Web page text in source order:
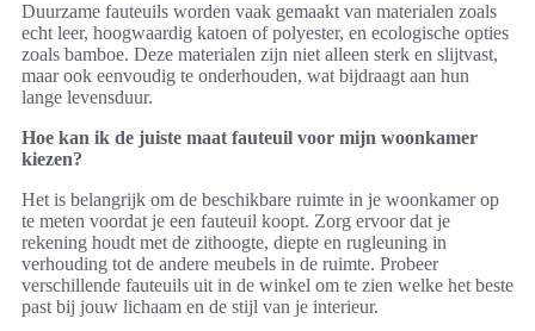
Duurzame fauteuils worden vaak gemaakt van materialen zoals
echt leer, hoogwaardig katoen of polyester, en ecologische opties
zoals bamboe. Deze materialen zijn niet alleen sterk en slijtvast,
maar ook eenvoudig te onderhouden, wat bijdraagt aan hun
lange levensduur.
Hoe kan ik de juiste maat fauteuil voor mijn woonkamer
kiezen?
Het is belangrijk om de beschikbare ruimte in je woonkamer op
te meten voordat je een fauteuil koopt. Zorg ervoor dat je
rekening houdt met de zithoogte, diepte en rugleuning in
verhouding tot de andere meubels in de ruimte. Probeer
verschillende fauteuils uit in de winkel om te zien welke het beste
past bij jouw lichaam en de stijl van je interieur.